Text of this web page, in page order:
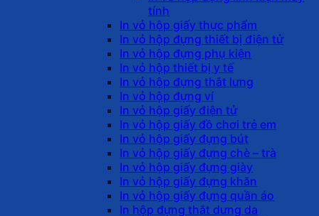
tính
In vỏ hộp giấy thực phẩm
In vỏ hộp đựng thiết bị điện tử
In vỏ hộp đựng phụ kiện
In vỏ hộp thiết bị y tế
In vỏ hộp đựng thắt lưng
In vỏ hộp đựng ví
In vỏ hộp giấy điện tử
In vỏ hộp giấy đồ chơi trẻ em
In vỏ hộp giấy đựng bút
In vỏ hộp giấy đựng chè – trà
In vỏ hộp giấy đựng giày
In vỏ hộp giấy đựng khăn
In vỏ hộp giấy đựng quần áo
In hộp đựng thắt dưng da